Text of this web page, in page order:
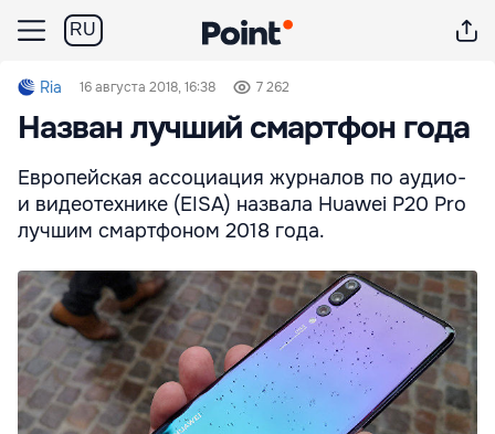
RU
Ria 16 августа 2018, 16:38 7 262
Назван лучший смартфон года
Европейская ассоциация журналов по аудио-
и видеотехнике (EISA) назвала Huawei P20 Pro
лучшим смартфоном 2018 года.